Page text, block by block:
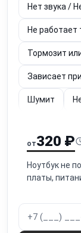
Нет звука /
Не работает
Тормозит
Зависает
Шумит
Залита
Не работает
Шумит
от320 ₽
Ноутбук не
платы,